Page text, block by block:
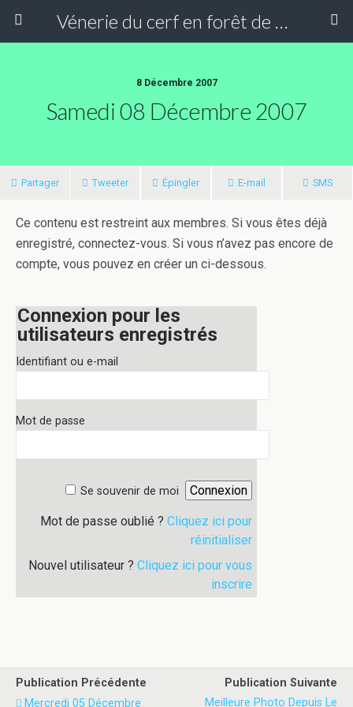
Vénerie du cerf en forêt de Compiègne
8 Décembre 2007
Samedi 08 Décembre 2007
Partager Tweeter Épingler E-mail SMS
Ce contenu est restreint aux membres. Si vous êtes déjà
enregistré, connectez-vous. Si vous n’avez pas encore de
compte, vous pouvez en créer un ci-dessous.
Connexion pour les
utilisateurs enregistrés
Identifiant ou e-mail
Mot de passe
Se souvenir de moi
Mot de passe oublié ? Cliquez ici pour
réinitialiser
Nouvel utilisateur ? Cliquez ici pour vous
inscrire
Publication Précédente
Mercredi 05 Décembre
Publication Suivante
Meilleure Photo Depuis Le